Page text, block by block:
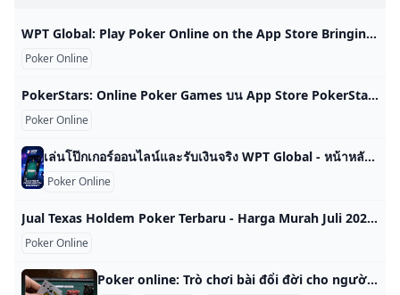
‎WPT Global: Play Poker Online on the App Store Bringing the world to the World Poker Tour, we are WPT Global. Download our app today to play your favourite poker games, enjoy exciting Casino action, get in… Poker Tournaments & Card Games WPT Global #24 in Casino Free FairGame AI technology guarantees a great game on WPT Global!Bringing the world to the World Poker Tour, we are WPT Global. Download our app today to play your favourite poker games, enjoy exciting Casino action, get in the action with our Sportsbook and win trips around the globe to play poker.
Poker Online
‎PokerStars: Online Poker Games บน App Store PokerStars Mobile: get ready to play poker with millions of players. With Texas Hold’em, Omaha and more, now’s the time to enter the world of online poker. HO… Stars Mobile Limited #122 ด้านเกมคาสิโน 4.7 • 689 รายการจัดอันดับ ฟรี PokerStars Mobile: get ready to play poker with millions of players. With Texas Hold’em, Omaha and more, now’s the time to enter the world of online poker. HOW TO ENJOY OUR POKER GAMESDownload the app.
Poker Online
เล่นโป๊กเกอร์ออนไลน์และรับเงินจริง WPT Global - หน้าหลักออนไลน์ของ World Poker Tour - นำทัวร์นาเมนต์โป๊กเกอร์ออนไลน์ที่ปลอดภัยที่สุดและเกมเงินจริงมาให้คุณ กฎของโป๊กเกอร์ กฎการแข่งขัน คำศัพท์โป๊กเกอร์ Texas Hold’em PLO Short Deck Global Spins Mystery Bounty ประกันภัย Reveal Hands Rabbit Hunt ขยายเวลา การเดิมพัน HOLE CARD Gift Fest Jackpots หน้าหลักออนไลน์ของ World Poker Tour ที่ซึ่งตำนานได้บรรจบกับการปฏิวัติ เข้าร่วมสังคมการเล่นไพ่ใหญ่ที่สุดของโลก ของผู้เล่นเกมเงินสด 20 ปีที่ดีเยี่ยมที่สุด WPT เป็นหนึ่งในชื่อโป๊กเกอร์ที่โดดเด่นที่สุด แบรนด์โป๊กเกอร์ชั้นนําทั่วโลกในช่วง 20 ปีที่ผ่านมาและการนับ สนามเล่นสำหรับระดับสกิลทั้งหมด ซอฟต์แวร์ WPT Global ที่เป็นนวัตกรรมใหม่ช่วยให้มีผู้เล่นมืออาชีพเพียงสองคนต่อโต๊ะเกมเงินสด หมายความว่าผู้เล่นทุกระดับมีสถานที่ที่ดีที่สุดในการเรียนรู้ เล่น ปรับปรุง และชนะ ไม่อนุญาตให้ใช้โปรแกรมอัตโนมัติและการโกงใด ๆ 24/7 ติดตามการเฝ้าระวังผู้ฉ้อโกงและโปรแกรมบอท การตรวจจับ AI ที่ขับเคลื่อนด้วยข้อมูลพร้อมกับทฤษฎีเกมจะช่วยกำจัดบอทและการสมรู้ร่วมคิดเพื่อให้คุณสามารถเพลิดเพลินไปกับสภาพแวดล้อมเกมที่ปลอดภัยและยุติธรรม WPT เป็นหนึ่งในชื่อโป๊กเกอร์ที่โดดเด่นที่สุด แบรนด์โป๊กเกอร์ชั้นนําทั่วโลกในช่วง 20 ปีที่ผ่านมาและการนับ ซอฟต์แวร์ WPT Global ที่เป็นนวัตกรรมใหม่ช่วยให้มีผู้เล่นมืออาชีพเพียงสองคนต่อโต๊ะเกมเงินสด หมายความว่าผู้เล่นทุกระดับมีสถานที่ที่ดีที่สุดในการเรียนรู้ เล่น ปรับปรุง และชนะ
Poker Online
Jual Texas Holdem Poker Terbaru - Harga Murah Juli 2025 & Cicil 0% Beli Texas Holdem Poker terbaru harga murah Juli 2025 di Tokopedia! ∙ Promo Pengguna Baru ∙ Kurir Instan ∙ Bebas Ongkir ∙ Cicilan 0%. KategoriMainan & HobiBoard GamePermainan KartuRumah TanggaKebersihanDekorasiTempat Penyimpanan
Poker Online
Poker online: Trò chơi bài đổi đời cho người Việt Poker online là một trong những trò chơi bài phổ biến và thu hút đông đảo người chơi tại Việt Nam cũng như trên toàn thế giới. Trò chơi này không chỉ mang lại sự giải trí mà còn là cơ hội để người chơi thử thách tư duy, chiến lược và kỹ năng quản lý tâm lý. Lợi ích của việc chơi poker online Tiện lợi: Người chơi có thể tham gia bất cứ lúc nào và ở đâu chỉ với một chiếc điện thoại hoặc máy tính có kết nối internet.